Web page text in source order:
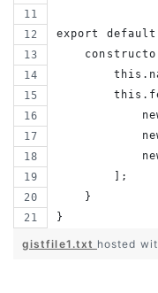
export default
        ];
    }
}
gistfile1.txt hosted